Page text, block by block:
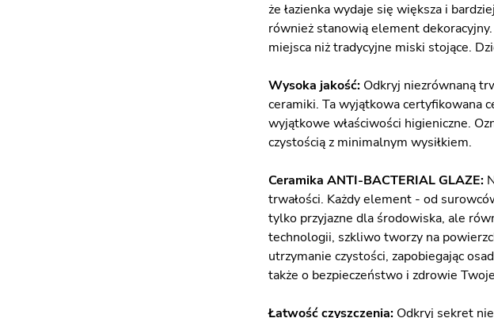
że łazienka wydaje się większa i
również stanowią element
miejsca niż tradycyjne miski stojące.
Wysoka jakość: Odkryj niezrównaną
ceramiki. Ta wyjątkowa certyfikowana
wyjątkowe właściwości higieniczne.
czystością z minimalnym wysiłkiem.
Ceramika ANTI-BACTERIAL GLAZE:
trwałości. Każdy element - od
tylko przyjazne dla środowiska, ale
technologii, szkliwo tworzy na
utrzymanie czystości, zapobiegając
także o bezpieczeństwo i zdrowie
Łatwość czyszczenia: Odkryj sekret